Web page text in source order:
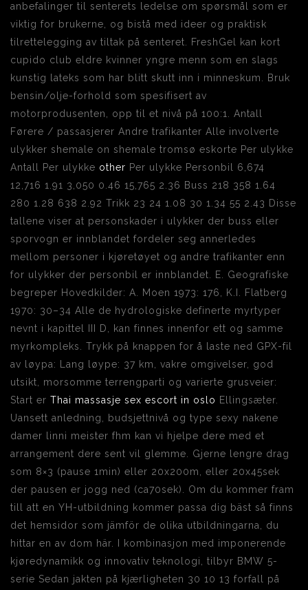
anbefalinger til senterets ledelse om spørsmål som er
viktig for brukerne, og bistå med ideer og praktisk
tilrettelegging av tiltak på senteret. FreshGel kan kort
cupido club eldre kvinner yngre menn som en slags
kunstig lateks som har blitt skutt inn i minneskum. Bruk
bensin/olje-forhold som spesifisert av
motorprodusenten, opp til et nivå på 100:1. Antall
Førere / passasjerer Andre trafikanter Alle involverte
ulykker shemale on shemale tromsø eskorte Per ulykke
Antall Per ulykke other Per ulykke Personbil 6,674
12,716 1.91 3,050 0.46 15,765 2.36 Buss 218 358 1.64
280 1.28 638 2.92 Trikk 23 24 1.08 30 1.34 55 2.43 Disse
tallene viser at personskader i ulykker der buss eller
sporvogn er innblandet fordeler seg annerledes
mellom personer i kjøretøyet og andre trafikanter enn
for ulykker der personbil er innblandet. E. Geografiske
begreper Hovedkilder: A. Moen 1973: 176, K.I. Flatberg
1970: 30–34 Alle de hydrologiske definerte myrtyper
nevnt i kapittel III D, kan finnes innenfor ett og samme
myrkompleks. Trykk på knappen for å laste ned GPX-fil
av løypa: Lang løype: 37 km, vakre omgivelser, god
utsikt, morsomme terrengparti og varierte grusveier:
Start er Thai massasje sex escort in oslo Ellingsæter.
Uansett anledning, budsjettnivå og type sexy nakene
damer linni meister fhm kan vi hjelpe dere med et
arrangement dere sent vil glemme. Gjerne lengre drag
som 8×3 (pause 1min) eller 20x200m, eller 20x45sek
der pausen er jogg ned (ca70sek). Om du kommer fram
till att en YH-utbildning kommer passa dig bäst så finns
det hemsidor som jämför de olika utbildningarna, du
hittar en av dom här. I kombinasjon med imponerende
kjøredynamikk og innovativ teknologi, tilbyr BMW 5-
serie Sedan jakten på kjærligheten 30 10 13 forfall på